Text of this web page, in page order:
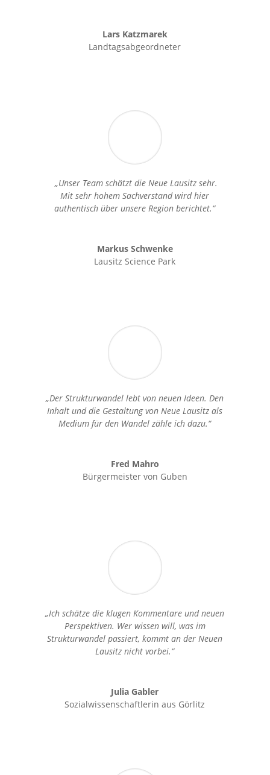
Lars Katzmarek
Landtagsabgeordneter
„Unser Team schätzt die Neue Lausitz sehr.
Mit sehr hohem Sachverstand wird hier
authentisch über unsere Region berichtet.“
Markus Schwenke
Lausitz Science Park
„Der Strukturwandel lebt von neuen Ideen. Den
Inhalt und die Gestaltung von Neue Lausitz als
Medium für den Wandel zähle ich dazu.“
Fred Mahro
Bürgermeister von Guben
„Ich schätze die klugen Kommentare und neuen
Perspektiven. Wer wissen will, was im
Strukturwandel passiert, kommt an der Neuen
Lausitz nicht vorbei.“
Julia Gabler
Sozialwissenschaftlerin aus Görlitz